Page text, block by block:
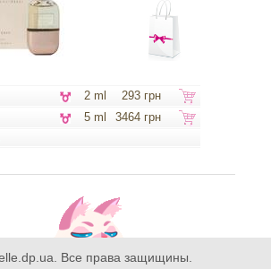
2 ml
293 грн
5 ml
3464 грн
Все права защищины.